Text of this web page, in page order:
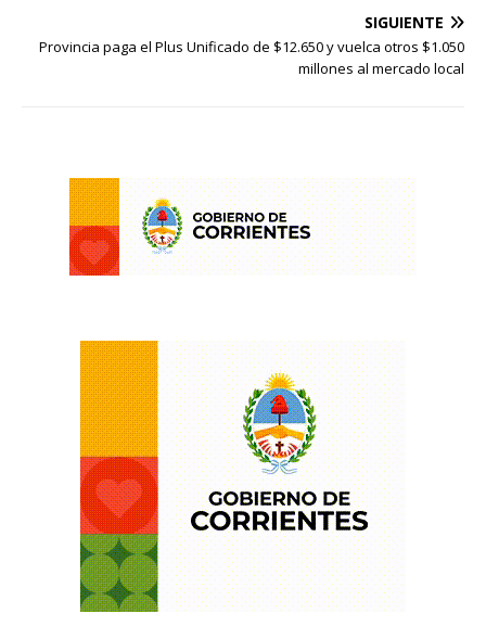
SIGUIENTE
Provincia paga el Plus Unificado de $12.650 y vuelca otros $1.050
millones al mercado local